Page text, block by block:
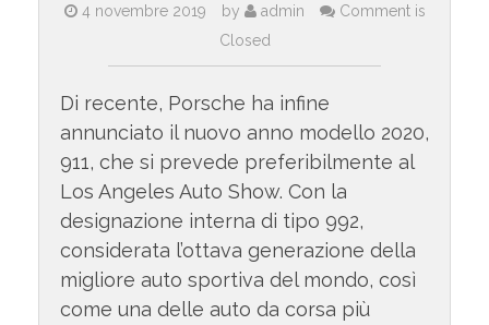
4 novembre 2019 by admin
Comment is
Closed
Di recente, Porsche ha infine
annunciato il nuovo anno modello 2020,
911, che si prevede preferibilmente al
Los Angeles Auto Show. Con la
designazione interna di tipo 992,
considerata l’ottava generazione della
migliore auto sportiva del mondo, così
come una delle auto da corsa più